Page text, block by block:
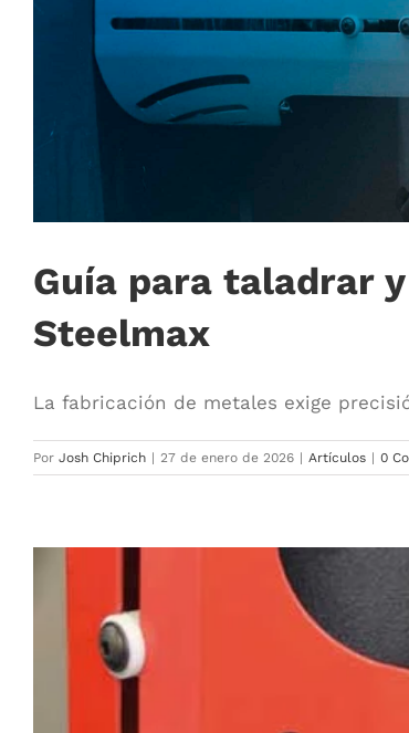
Guía para taladrar
Steelmax
La fabricación de metales exige
Por Josh Chiprich | 27 de enero de 2026 | Artículos | 0